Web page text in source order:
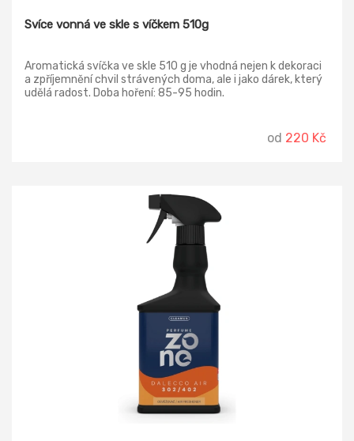
Svíce vonná ve skle s víčkem 510g
Aromatická svíčka ve skle 510 g je vhodná nejen k dekoraci
a zpříjemnění chvil strávených doma, ale i jako dárek, který
udělá radost. Doba hoření: 85-95 hodin.
od 220 Kč